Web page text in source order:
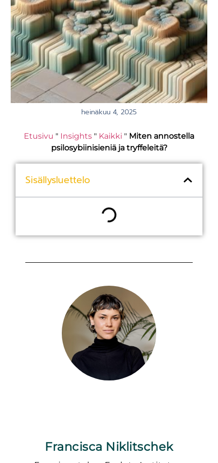
heinäkuu 4, 2025
Etusivu " Insights " Kaikki " Miten annostella
psilosybiinisieniä ja tryffeleitä?
Sisällysluettelo
Francisca Niklitschek